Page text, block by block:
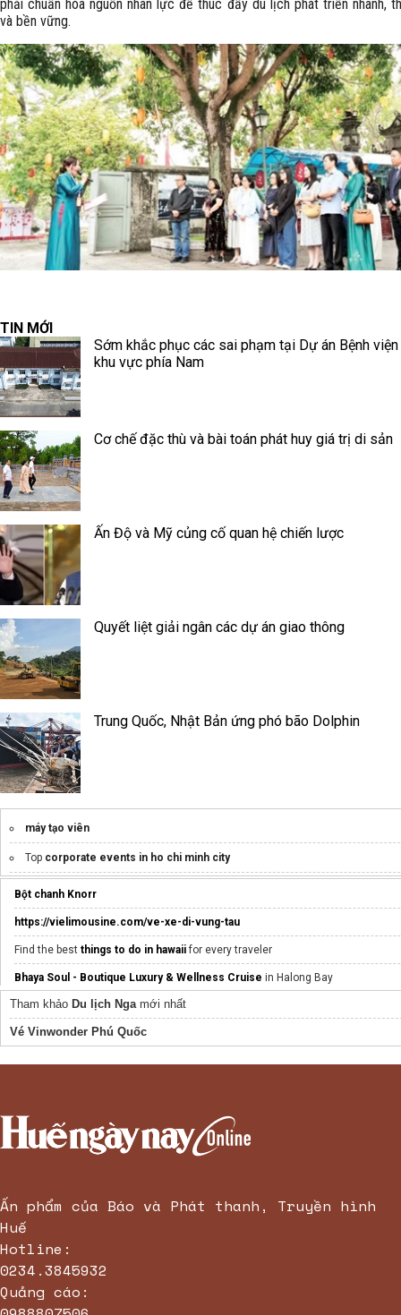
phải chuẩn hóa nguồn nhân lực để thúc đẩy du lịch phát triển nhanh,
và bền vững.
TIN MỚI
Sớm khắc phục các sai phạm tại Dự án Bệnh
khu vực phía Nam
Cơ chế đặc thù và bài toán phát huy giá trị di sản
Ấn Độ và Mỹ củng cố quan hệ chiến lược
Quyết liệt giải ngân các dự án giao thông
Trung Quốc, Nhật Bản ứng phó bão Dolphin
máy tạo viên
Top corporate events in ho chi minh city
Bột chanh Knorr
https://vielimousine.com/ve-xe-di-vung-tau
Find the best things to do in hawaiifor every traveler
Bhaya Soul - Boutique Luxury & Wellness Cruise in Halong Bay
comodo nha trang
Tổng Kho Quang Huy Plaza
Thịt heo nhập khẩu
Villa Đà Lạt
Tham khảo Du lịch Ngamới nhất
Vé Vinwonder Phú Quốc
Ấn phẩm của Báo và Phát thanh, Truyền hình
Huế
Hotline:
0234.3845932
Quảng cáo: